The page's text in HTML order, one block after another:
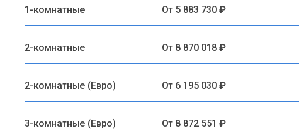
1-комнатные От 5 883 730 ₽
2-комнатные От 8 870 018 ₽
2-комнатные (Евро) От 6 195 030 ₽
3-комнатные (Евро) От 8 872 551 ₽